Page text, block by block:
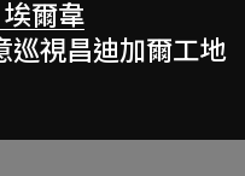
爾韋
巡視昌迪加爾工地